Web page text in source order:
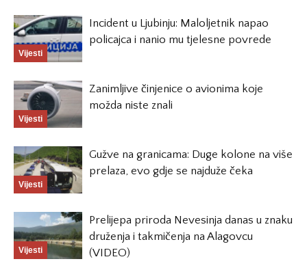
Vijesti
Incident u Ljubinju: Maloljetnik napao
policajca i nanio mu tjelesne povrede
Vijesti
Zanimljive činjenice o avionima koje
možda niste znali
Vijesti
Gužve na granicama: Duge kolone na više
prelaza, evo gdje se najduže čeka
Vijesti
Prelijepa priroda Nevesinja danas u znaku
druženja i takmičenja na Alagovcu
(VIDEO)